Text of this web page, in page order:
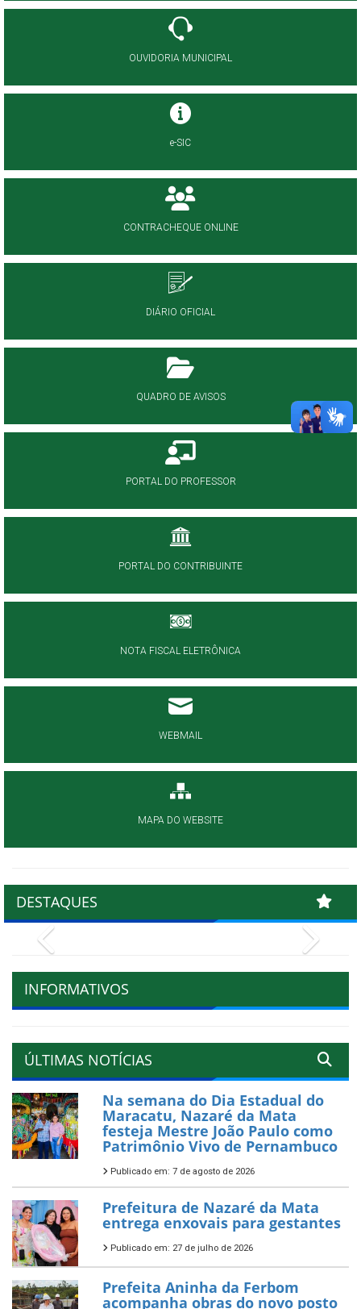
OUVIDORIA MUNICIPAL
e-SIC
CONTRACHEQUE ONLINE
DIÁRIO OFICIAL
QUADRO DE AVISOS
PORTAL DO PROFESSOR
PORTAL DO CONTRIBUINTE
NOTA FISCAL ELETRÔNICA
WEBMAIL
MAPA DO WEBSITE
DESTAQUES
INFORMATIVOS
ÚLTIMAS NOTÍCIAS
Na semana do Dia Estadual do
Maracatu, Nazaré da Mata
festeja Mestre João Paulo como
Patrimônio Vivo de Pernambuco
Publicado em: 7 de agosto de 2026
Prefeitura de Nazaré da Mata
entrega enxovais para gestantes
Publicado em: 27 de julho de 2026
Prefeita Aninha da Ferbom
acompanha obras do novo posto